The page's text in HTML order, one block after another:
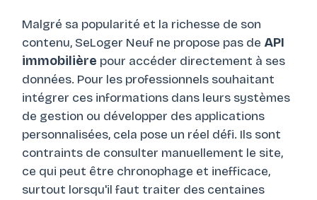
Malgré sa popularité et la richesse de son
contenu, SeLoger Neuf ne propose pas de API
immobilière pour accéder directement à ses
données. Pour les professionnels souhaitant
intégrer ces informations dans leurs systèmes
de gestion ou développer des applications
personnalisées, cela pose un réel défi. Ils sont
contraints de consulter manuellement le site,
ce qui peut être chronophage et inefficace,
surtout lorsqu'il faut traiter des centaines